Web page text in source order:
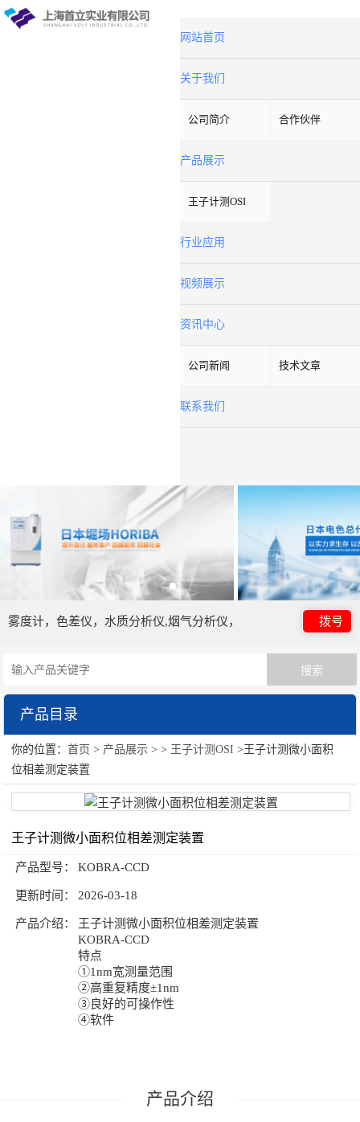
网站首页
关于我们
公司简介 合作伙伴
产品展示
王子计测OSI
行业应用
视频展示
资讯中心
公司新闻 技术文章
联系我们
雾度计，色差仪，水质分析仪,烟气分析仪， 拨号
产品目录
王子计测OSI
你的位置：首页 > 产品展示 > > 王子计测OSI >王子计测微小面积
位相差测定装置
王子计测微小面积位相差测定装置
产品型号： KOBRA-CCD
更新时间： 2026-03-18
产品介绍：
王子计测微小面积位相差测定装置
KOBRA-CCD
特点
①1nm宽测量范围
②高重复精度±1nm
③良好的可操作性
④软件
产品介绍